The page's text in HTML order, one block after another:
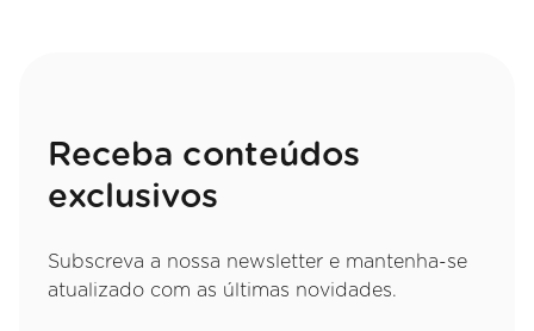
Receba conteúdos
exclusivos
Subscreva a nossa newsletter e mantenha-se
atualizado com as últimas novidades.